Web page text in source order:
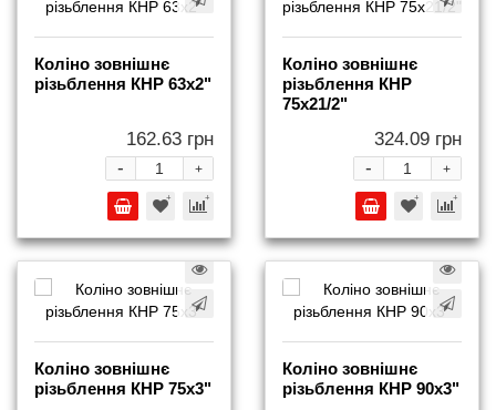
Коліно зовнішнє
різьблення КНР 63x2"
162.63 грн
+
-
Коліно зовнішнє
різьблення КНР
75x21/2"
324.09 грн
+
-
Коліно зовнішнє
різьблення КНР 75x3"
Коліно зовнішнє
різьблення КНР 90x3"